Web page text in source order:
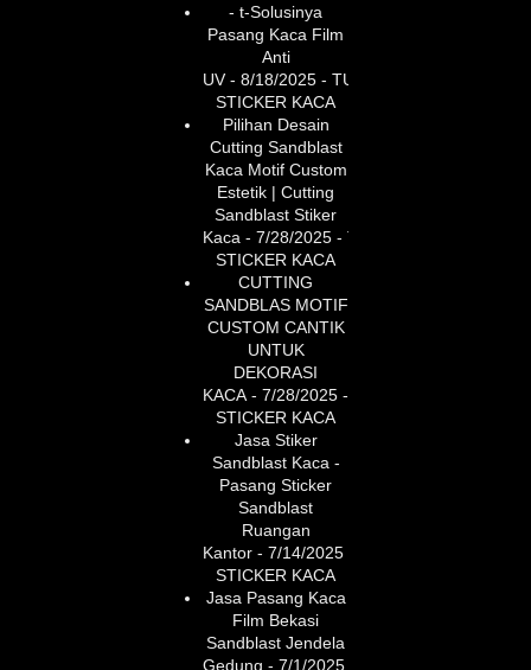
- t-Solusinya
Pasang Kaca Film
Anti
UV- 8/18/2025 - TUKANG
STICKER KACA
Pilihan Desain
Cutting Sandblast
Kaca Motif Custom
Estetik | Cutting
Sandblast Stiker
Kaca - 7/28/2025 - TUKANG
STICKER KACA
CUTTING
SANDBLAS MOTIF
CUSTOM CANTIK
UNTUK
DEKORASI
KACA - 7/28/2025 - TUKANG
STICKER KACA
Jasa Stiker
Sandblast Kaca -
Pasang Sticker
Sandblast
Ruangan
Kantor - 7/14/2025
STICKER KACA
Jasa Pasang Kaca
Film Bekasi
Sandblast Jendela
Gedung - 7/1/2025